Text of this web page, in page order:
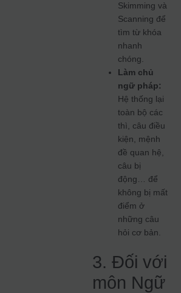
Skimming và
Scanning để
tìm từ khóa
nhanh
chóng.
Làm chủ
ngữ pháp:
Hệ thống lại
toàn bộ các
thì, câu điều
kiện, mệnh
đề quan hệ,
câu bị
động… để
không bị mất
điểm ở
những câu
hỏi cơ bản.
3. Đối với
môn Ngữ